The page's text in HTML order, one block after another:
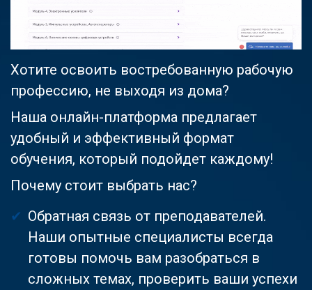
Хотите освоить востребованную рабочую
профессию, не выходя из дома?
Наша онлайн-платформа предлагает
удобный и эффективный формат
обучения, который подойдет каждому!
Почему стоит выбрать нас?
Обратная связь от преподавателей.
Наши опытные специалисты всегда
готовы помочь вам разобраться в
сложных темах, проверить ваши успехи